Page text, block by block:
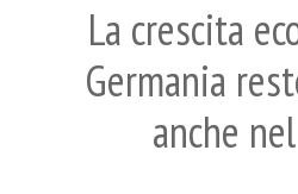
La crescita
Germania
anche